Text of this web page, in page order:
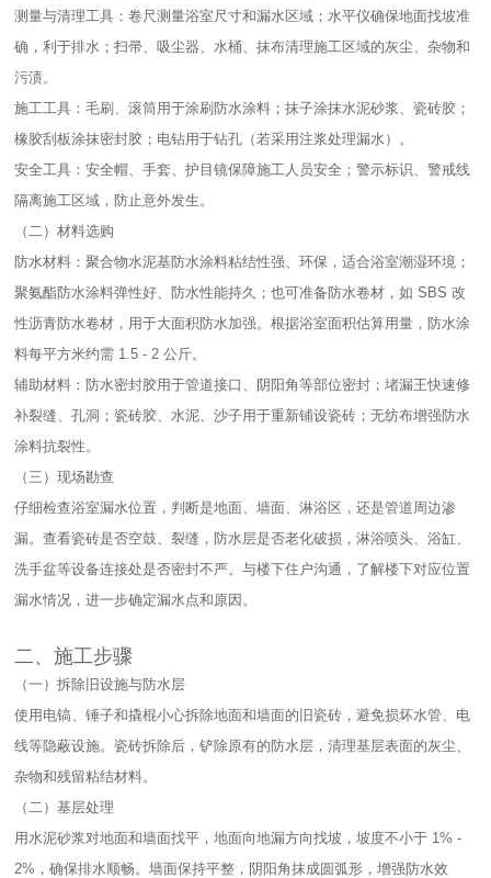
测量与清理工具：卷尺测量浴室尺寸和漏水区域；水平仪确保地面找坡准
确，利于排水；扫帚、吸尘器、水桶、抹布清理施工区域的灰尘、杂物和
污渍。​
施工工具：毛刷、滚筒用于涂刷防水涂料；抹子涂抹水泥砂浆、瓷砖胶；
橡胶刮板涂抹密封胶；电钻用于钻孔（若采用注浆处理漏水）。​
安全工具：安全帽、手套、护目镜保障施工人员安全；警示标识、警戒线
隔离施工区域，防止意外发生。​
（二）材料选购​
防水材料：聚合物水泥基防水涂料粘结性强、环保，适合浴室潮湿环境；
聚氨酯防水涂料弹性好、防水性能持久；也可准备防水卷材，如 SBS 改
性沥青防水卷材，用于大面积防水加强。根据浴室面积估算用量，防水涂
料每平方米约需 1.5 - 2 公斤。​
辅助材料：防水密封胶用于管道接口、阴阳角等部位密封；堵漏王快速修
补裂缝、孔洞；瓷砖胶、水泥、沙子用于重新铺设瓷砖；无纺布增强防水
涂料抗裂性。​
（三）现场勘查​
仔细检查浴室漏水位置，判断是地面、墙面、淋浴区，还是管道周边渗
漏。查看瓷砖是否空鼓、裂缝，防水层是否老化破损，淋浴喷头、浴缸、
洗手盆等设备连接处是否密封不严。与楼下住户沟通，了解楼下对应位置
漏水情况，进一步确定漏水点和原因。​
二、施工步骤​
（一）拆除旧设施与防水层​
使用电镐、锤子和撬棍小心拆除地面和墙面的旧瓷砖，避免损坏水管、电
线等隐蔽设施。瓷砖拆除后，铲除原有的防水层，清理基层表面的灰尘、
杂物和残留粘结材料。​
（二）基层处理​
用水泥砂浆对地面和墙面找平，地面向地漏方向找坡，坡度不小于 1% -
2%，确保排水顺畅。墙面保持平整，阴阳角抹成圆弧形，增强防水效